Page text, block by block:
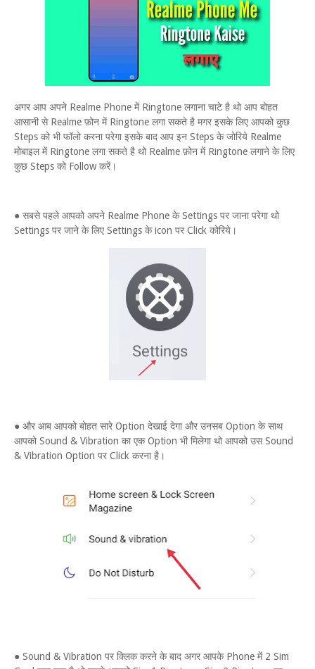
अगर आप अपने Realme Phone में Ringtone लगाना चाटे है थो आप बोहत
आसानी से Realme फ़ोन में Ringtone लगा सकते है मगर इसके लिए आपको कुछ
Steps को भी फॉलो करना परेगा इसके बाद आप इन Steps के जोरिये Realme
मोबाइल में Ringtone लगा सकते है थो Realme फ़ोन में Ringtone लगाने के लिए
कुछ Steps को Follow करें।
● सबसे पहले आपको अपने Realme Phone के Settings पर जाना परेगा थो
Settings पर जाने के लिए Settings के icon पर Click कोरिये।
● और आब आपको बोहत सारे Option देखाई देगा और उनसब Option के साथ
आपको Sound & Vibration का एक Option भी मिलेगा थो आपको उस Sound
& Vibration Option पर Click करना है।
● Sound & Vibration पर क्लिक करने के बाद अगर आपके Phone में 2 Sim